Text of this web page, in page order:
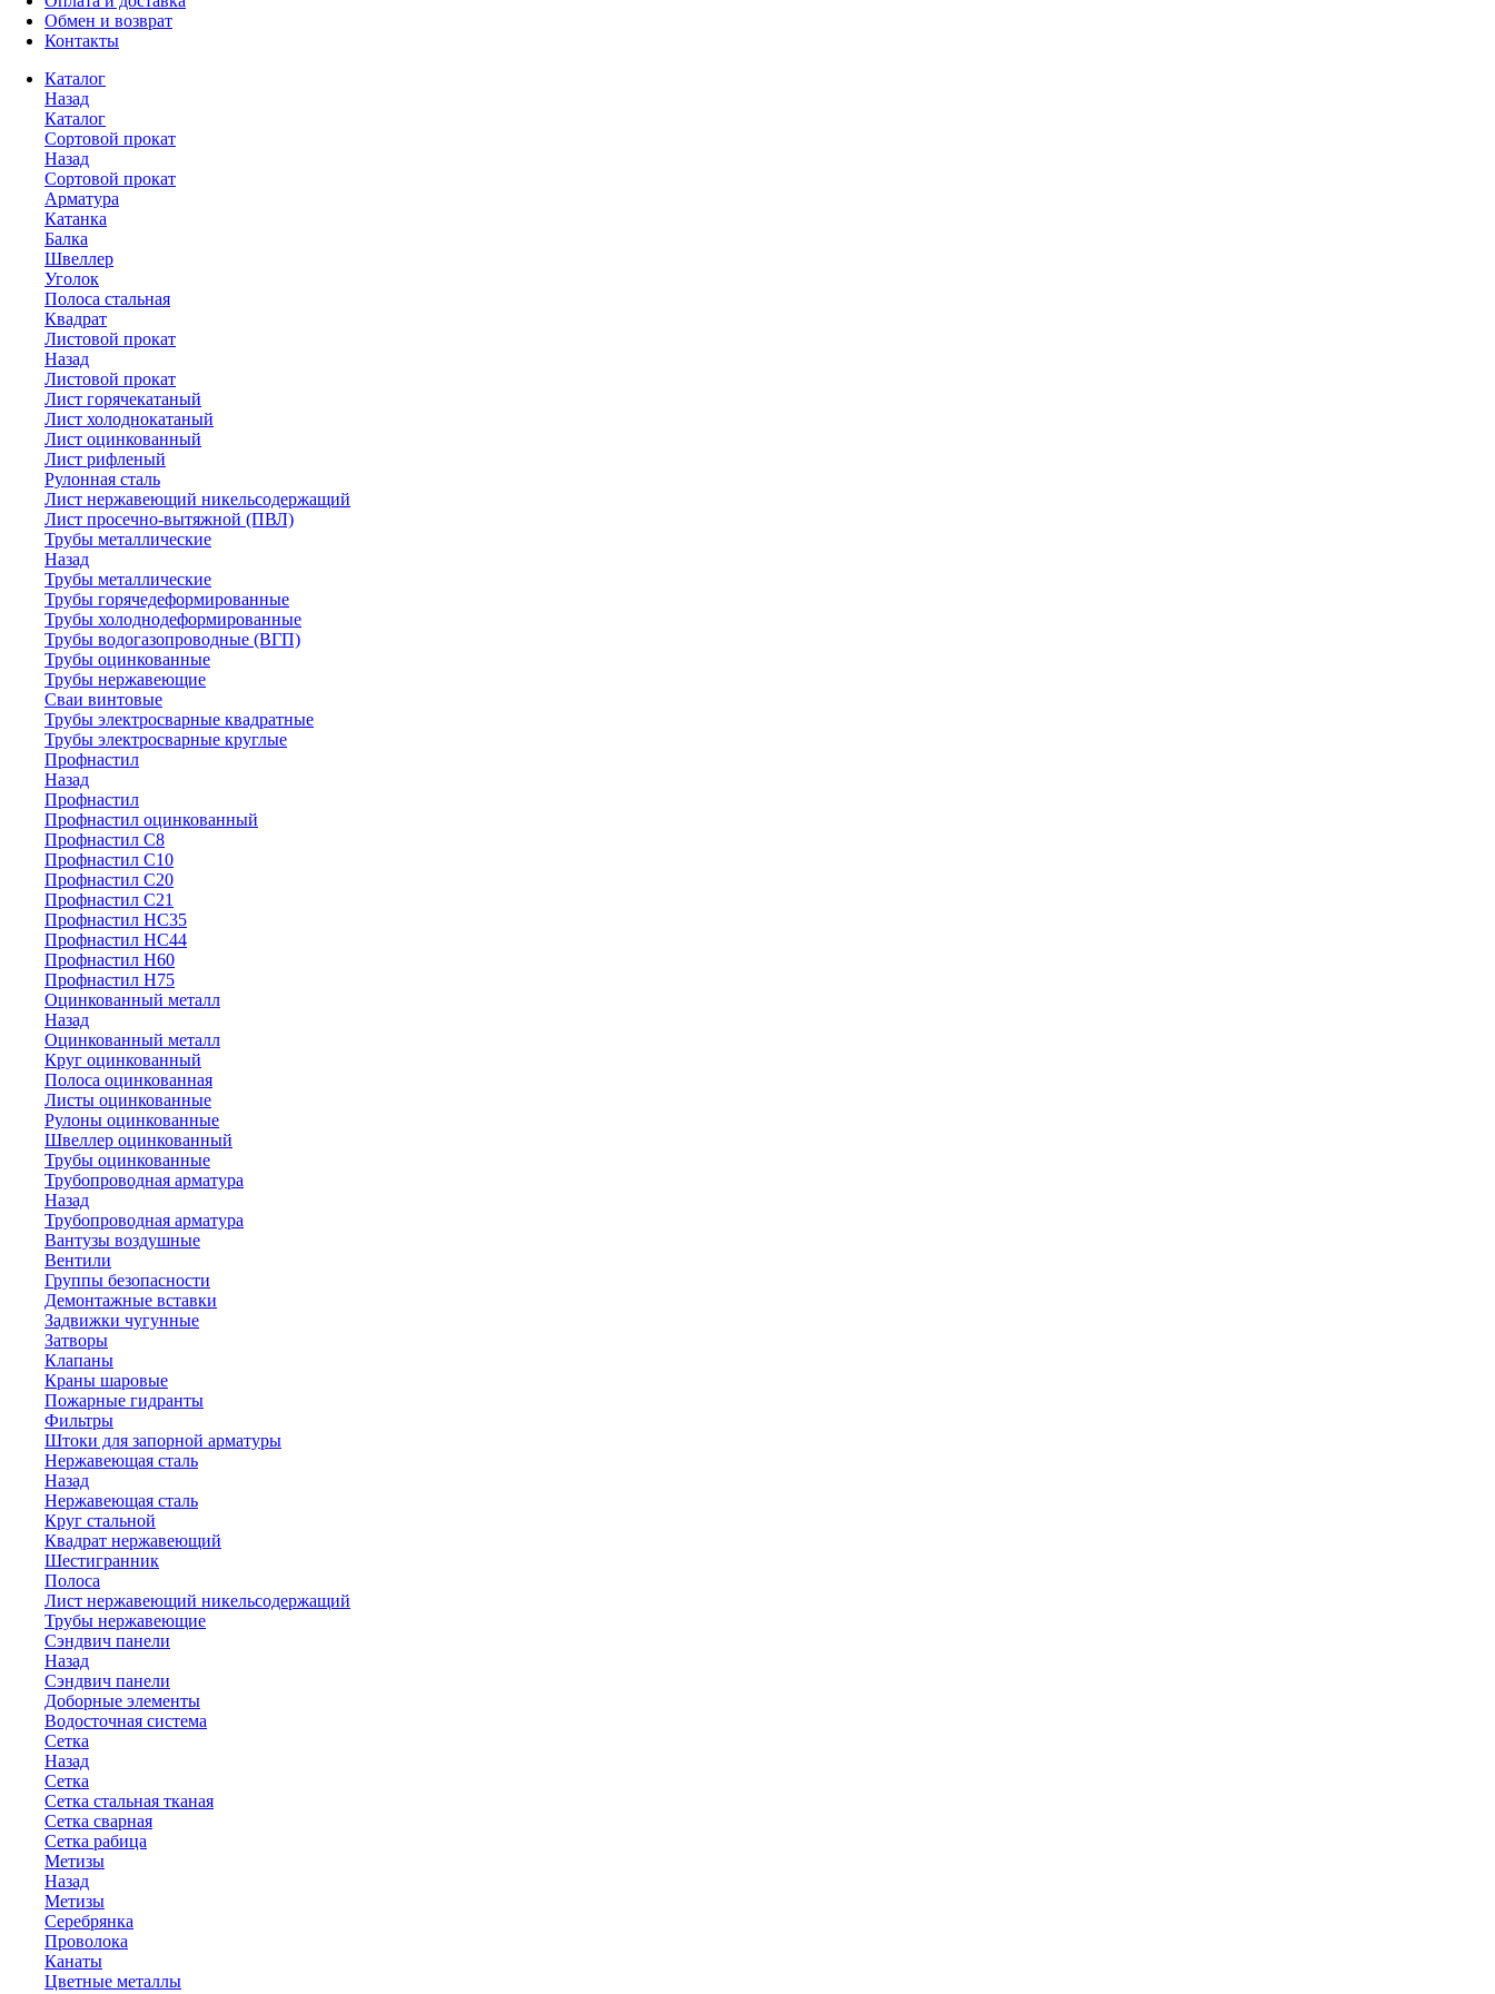
Обмен и возврат
Контакты
Каталог
Назад
Каталог
Сортовой прокат
Назад
Сортовой прокат
Арматура
Катанка
Балка
Швеллер
Уголок
Полоса стальная
Квадрат
Листовой прокат
Назад
Листовой прокат
Лист горячекатаный
Лист холоднокатаный
Лист оцинкованный
Лист рифленый
Рулонная сталь
Лист нержавеющий никельсодержащий
Лист просечно-вытяжной (ПВЛ)
Трубы металлические
Назад
Трубы металлические
Трубы горячедеформированные
Трубы холоднодеформированные
Трубы водогазопроводные (ВГП)
Трубы оцинкованные
Трубы нержавеющие
Сваи винтовые
Трубы электросварные квадратные
Трубы электросварные круглые
Профнастил
Назад
Профнастил
Профнастил оцинкованный
Профнастил С8
Профнастил С10
Профнастил С20
Профнастил С21
Профнастил НС35
Профнастил НС44
Профнастил Н60
Профнастил Н75
Оцинкованный металл
Назад
Оцинкованный металл
Круг оцинкованный
Полоса оцинкованная
Листы оцинкованные
Рулоны оцинкованные
Швеллер оцинкованный
Трубы оцинкованные
Трубопроводная арматура
Назад
Трубопроводная арматура
Вантузы воздушные
Вентили
Группы безопасности
Демонтажные вставки
Задвижки чугунные
Затворы
Клапаны
Краны шаровые
Пожарные гидранты
Фильтры
Штоки для запорной арматуры
Нержавеющая сталь
Назад
Нержавеющая сталь
Круг стальной
Квадрат нержавеющий
Шестигранник
Полоса
Лист нержавеющий никельсодержащий
Трубы нержавеющие
Сэндвич панели
Назад
Сэндвич панели
Доборные элементы
Водосточная система
Сетка
Назад
Сетка
Сетка стальная тканая
Сетка сварная
Сетка рабица
Метизы
Назад
Метизы
Серебрянка
Проволока
Канаты
Цветные металлы